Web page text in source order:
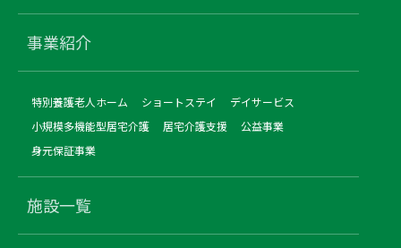
事業紹介
特別養護老人ホーム ショートステイ
デイサービス
小規模多機能型居宅介護
居宅介護支援
公益事業
身元保証事業
施設一覧